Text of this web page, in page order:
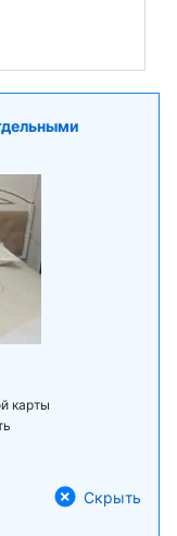
карты
Скрыть